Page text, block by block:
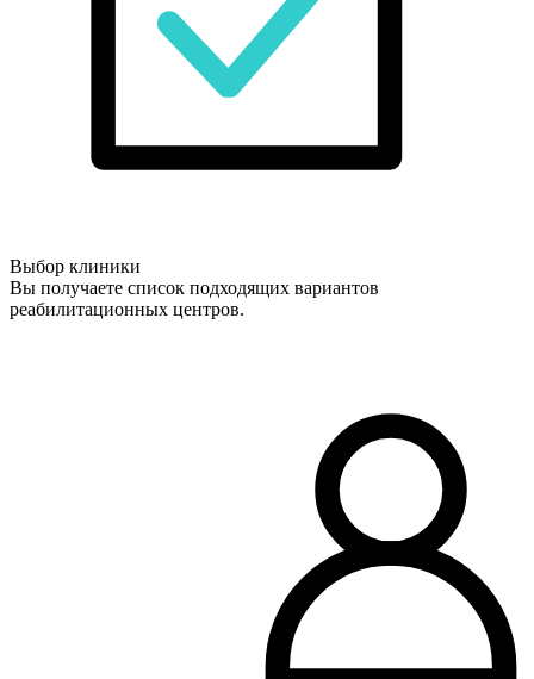
Выбор клиники
Вы получаете список подходящих вариантов
реабилитационных центров.